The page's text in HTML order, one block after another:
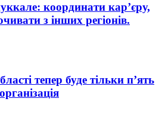
координати кар’єру,
з інших регіонів.
тепер буде тільки п’ять